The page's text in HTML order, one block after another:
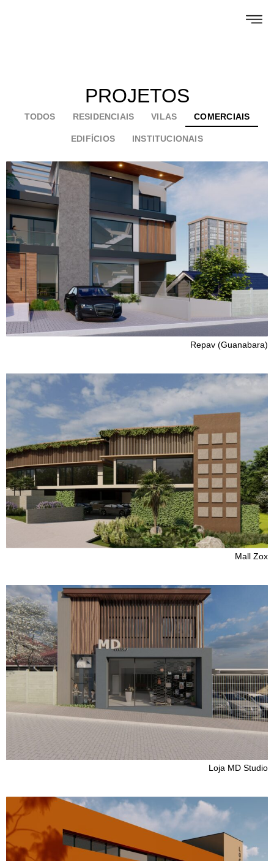
PROJETOS
TODOS RESIDENCIAIS VILAS COMERCIAIS
EDIFÍCIOS INSTITUCIONAIS
Repav (Guanabara)
Mall Zox
Loja MD Studio